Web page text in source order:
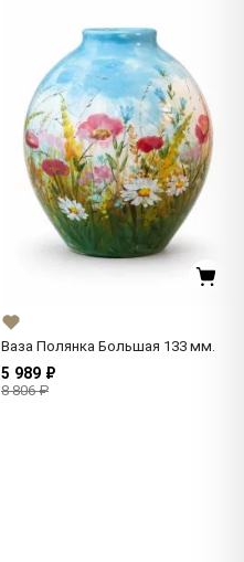
Ваза Полянка Большая 133 мм.
5 989 ₽
8 806 ₽